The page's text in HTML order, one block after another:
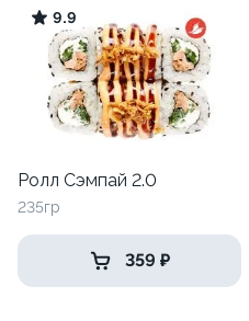
9.9
Ролл Сэмпай 2.0
235гр
359 ₽